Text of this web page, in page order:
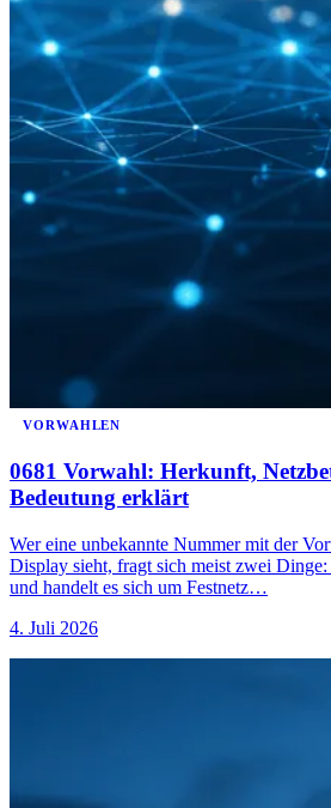
VORWAHLEN
0681 Vorwahl: Herkunft,
Bedeutung erklärt
Wer eine unbekannte Nummer mit der
Display sieht, fragt sich meist zwei
und handelt es sich um Festnetz…
4. Juli 2026